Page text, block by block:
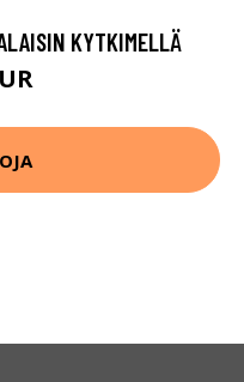
KYTKIMELLÄ